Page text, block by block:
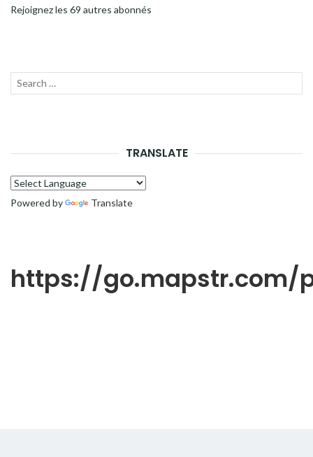
Rejoignez les 69 autres abonnés
Recherche
TRANSLATE
Powered by Translate
https://go.mapstr.com/